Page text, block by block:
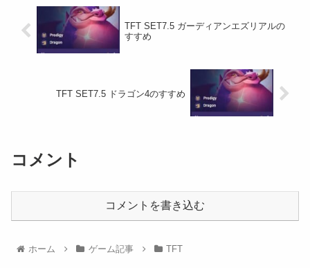
TFT SET7.5 ガーディアンエズリアルの
すすめ
TFT SET7.5 ドラゴン4のすすめ
コメント
コメントを書き込む
ホーム ゲーム記事 TFT